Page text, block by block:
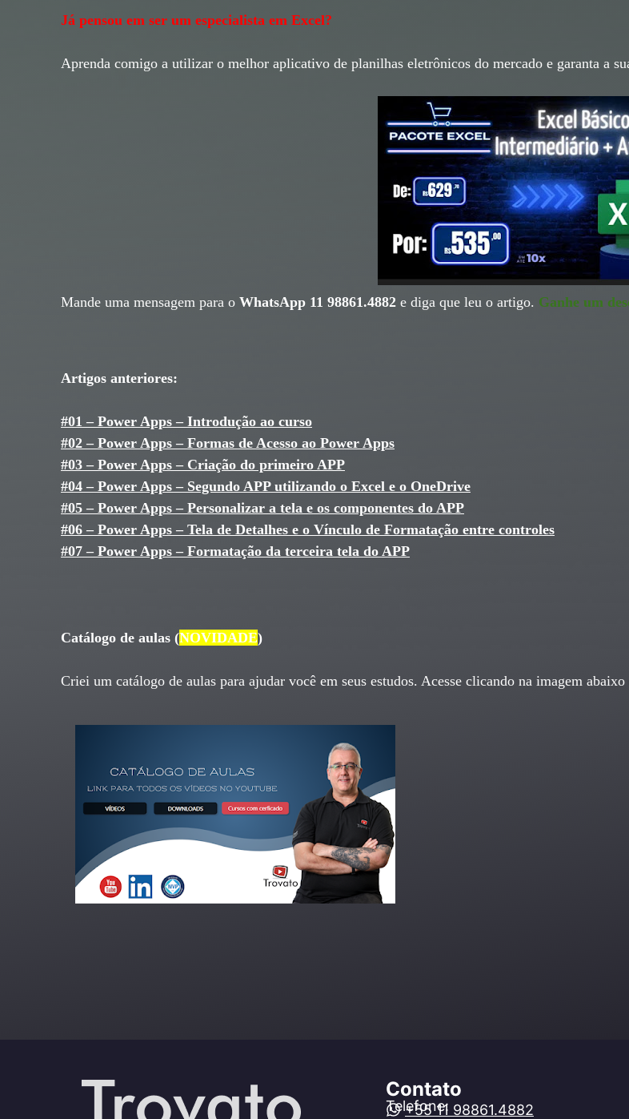
Já pensou em ser um especialista em Excel?
Aprenda comigo a utilizar o melhor aplicativo de planilhas eletrônicos do mercado e garanta a
Mande uma mensagem para o WhatsApp 11 98861.4882 e diga que leu o artigo. Ganhe um
Artigos anteriores:
#01 – Power Apps – Introdução ao curso
#02 – Power Apps – Formas de Acesso ao Power Apps
#03 – Power Apps – Criação do primeiro APP
#04 – Power Apps – Segundo APP utilizando o Excel e o OneDrive
#05 – Power Apps – Personalizar a tela e os componentes do APP
#06 – Power Apps – Tela de Detalhes e o Vínculo de Formatação entre controles
#07 – Power Apps – Formatação da terceira tela do APP
Catálogo de aulas (NOVIDADE)
Criei um catálogo de aulas para ajudar você em seus estudos. Acesse clicando na imagem abaixo
Contato
Telefone:
+55 11 98861.4882